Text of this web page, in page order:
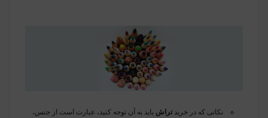
نکاتی که در خریدتراش باید به آن توجه کنید، عبارت است از جنس،